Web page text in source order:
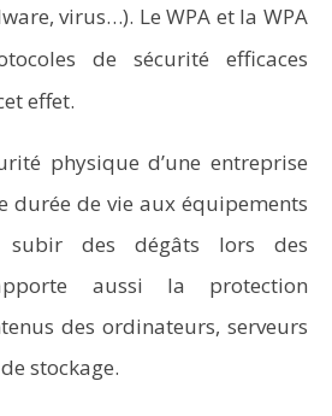
virus…). Le WPA et la WPA
de sécurité efficaces
effet.
physique d’une entreprise
durée de vie aux équipements
subir des dégâts lors des
aussi la protection
des ordinateurs, serveurs
stockage.